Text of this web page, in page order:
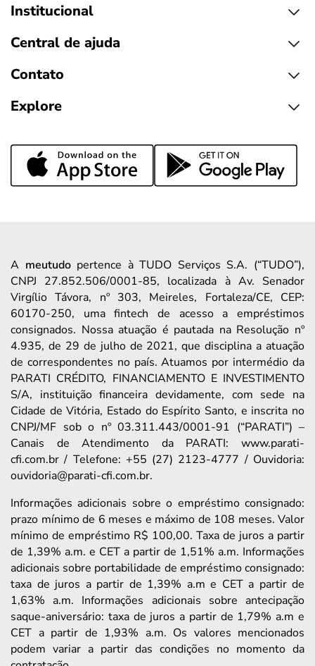
Institucional
Central de ajuda
Contato
Explore
A meutudopertence à TUDO Serviços S.A. (“TUDO”),
CNPJ 27.852.506/0001-85, localizada à Av. Senador
Virgílio Távora, nº 303, Meireles, Fortaleza/CE, CEP:
60170-250, uma fintech de acesso a empréstimos
consignados. Nossa atuação é pautada na Resolução nº
4.935, de 29 de julho de 2021, que disciplina a atuação
de correspondentes no país. Atuamos por intermédio da
PARATI CRÉDITO, FINANCIAMENTO E INVESTIMENTO
S/A, instituição financeira devidamente, com sede na
Cidade de Vitória, Estado do Espírito Santo, e inscrita no
CNPJ/MF sob o nº 03.311.443/0001-91 (“PARATI”) –
Canais de Atendimento da PARATI: www.parati-
cfi.com.br / Telefone: +55 (27) 2123-4777 / Ouvidoria:
ouvidoria@parati-cfi.com.br.
Informações adicionais sobre o empréstimo consignado:
prazo mínimo de 6 meses e máximo de 108 meses. Valor
mínimo de empréstimo R$ 100,00. Taxa de juros a partir
de 1,39% a.m. e CET a partir de 1,51% a.m. Informações
adicionais sobre portabilidade de empréstimo consignado:
taxa de juros a partir de 1,39% a.m e CET a partir de
1,63% a.m. Informações adicionais sobre antecipação
saque-aniversário: taxa de juros a partir de 1,79% a.m e
CET a partir de 1,93% a.m. Os valores mencionados
podem variar a partir das condições no momento da